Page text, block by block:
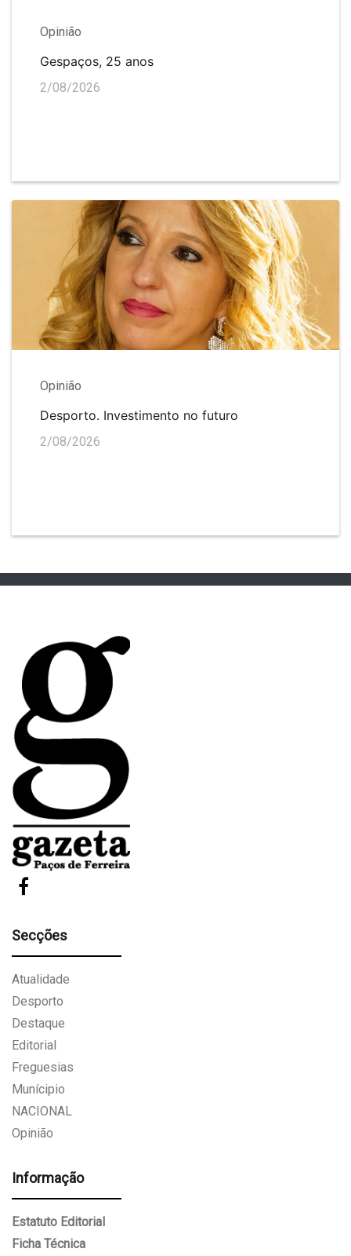
Opinião
Gespaços, 25 anos
2/08/2026
Opinião
Desporto. Investimento no futuro
2/08/2026
Secções
Atualidade
Desporto
Destaque
Editorial
Freguesias
Munícipio
NACIONAL
Opinião
Informação
Estatuto Editorial
Ficha Técnica